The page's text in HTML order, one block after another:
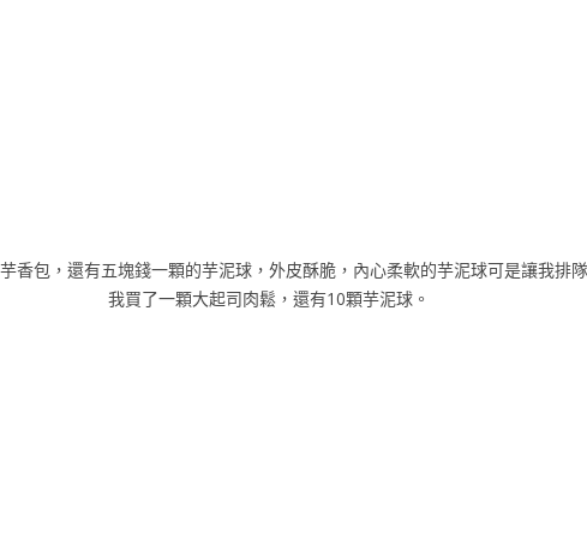
香包，還有五塊錢一顆的芋泥球，外皮酥脆，內心柔軟的芋泥球可是讓我排
我買了一顆大起司肉鬆，還有10顆芋泥球。